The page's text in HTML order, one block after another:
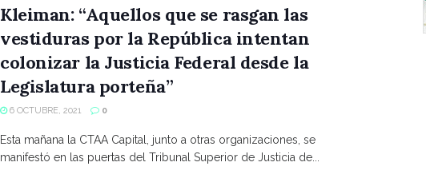
Kleiman: “Aquellos que se rasgan las
vestiduras por la República intentan
colonizar la Justicia Federal desde la
Legislatura porteña”
6 OCTUBRE, 2021 0
Esta mañana la CTAA Capital, junto a otras organizaciones, se
manifestó en las puertas del Tribunal Superior de Justicia de...